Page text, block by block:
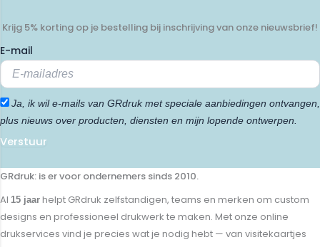
Krijg 5% korting op je bestelling bij inschrijving van onze nieuwsbrief!
E-mail
Ja, ik wil e-mails van GRdruk met speciale aanbiedingen ontvangen,
plus nieuws over producten, diensten en mijn lopende ontwerpen.
Verstuur
GRdruk: is er voor ondernemers sinds 2010.
Al 15 jaar helpt GRdruk zelfstandigen, teams en merken om custom
designs en professioneel drukwerk te maken. Met onze online
drukservices vind je precies wat je nodig hebt — van visitekaartjes